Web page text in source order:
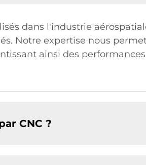
dans l'industrie
Notre expertise nous
ainsi des
CNC ?